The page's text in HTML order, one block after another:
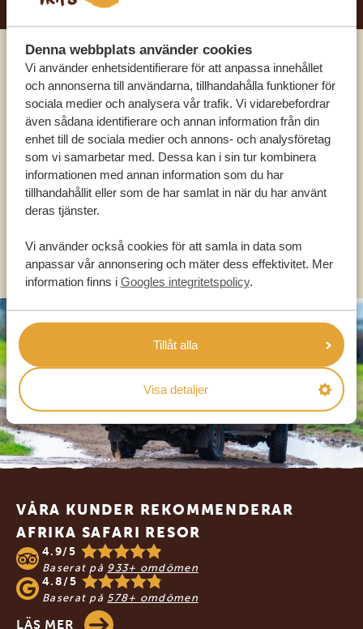
Denna webbplats använder cookies
Vi använder enhetsidentifierare för att anpassa innehållet
och annonserna till användarna, tillhandahålla funktioner för
sociala medier och analysera vår trafik. Vi vidarebefordrar
även sådana identifierare och annan information från din
enhet till de sociala medier och annons- och analysföretag
som vi samarbetar med. Dessa kan i sin tur kombinera
informationen med annan information som du har
tillhandahållit eller som de har samlat in när du har använt
deras tjänster.
Vi använder också cookies för att samla in data som
anpassar vår annonsering och mäter dess effektivitet. Mer
information finns i Googles integritetspolicy.
Tillåt alla
Visa detaljer
Ring en av våra experter
VÅRA SPECIALISTER FINNS HÄR FÖR ATT
HJÄLPA DIG
SV:
OLIKA LÄNDER
Footer
VÅRA KUNDER REKOMMENDERAR
AFRIKA SAFARI RESOR
4.9/5
Baserat på 933+ omdömen
4.8/5
Baserat på 578+ omdömen
LÄS MER